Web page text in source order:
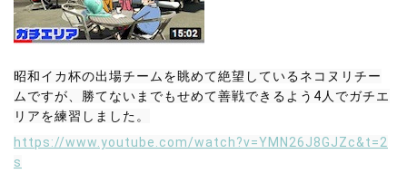
昭和イカ杯の出場チームを眺めて絶望しているネコヌリチー
ムですが、勝てないまでもせめて善戦できるよう4人でガチエ
リアを練習しました。
https://www.youtube.com/watch?v=YMN26J8GJZc&t=2
s